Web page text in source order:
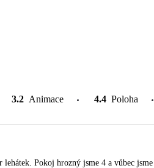
3.2 Animace 4.4 Poloha
se nevešli. V